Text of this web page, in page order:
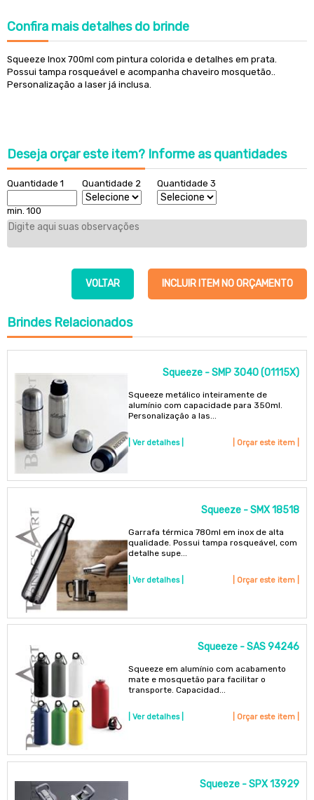
Confira mais detalhes do brinde
Squeeze Inox 700ml com pintura colorida e detalhes em prata.
Possui tampa rosqueável e acompanha chaveiro mosquetão..
Personalização a laser já inclusa.
Deseja orçar este item? Informe as quantidades
Quantidade 1
min. 100
Quantidade 2 Quantidade 3
INCLUIR ITEM NO ORÇAMENTO
VOLTAR
BrindesRelacionados
Squeeze - SMP 3040 (01115X)
Squeeze metálico inteiramente de
alumínio com capacidade para 350ml.
Personalização a las...
| Ver detalhes | | Orçar este item |
Squeeze - SMX 18518
Garrafa térmica 780ml em inox de alta
qualidade. Possui tampa rosqueável, com
detalhe supe...
| Ver detalhes | | Orçar este item |
Squeeze - SAS 94246
Squeeze em alumínio com acabamento
mate e mosquetão para facilitar o
transporte. Capacidad...
| Ver detalhes | | Orçar este item |
Squeeze - SPX 13929